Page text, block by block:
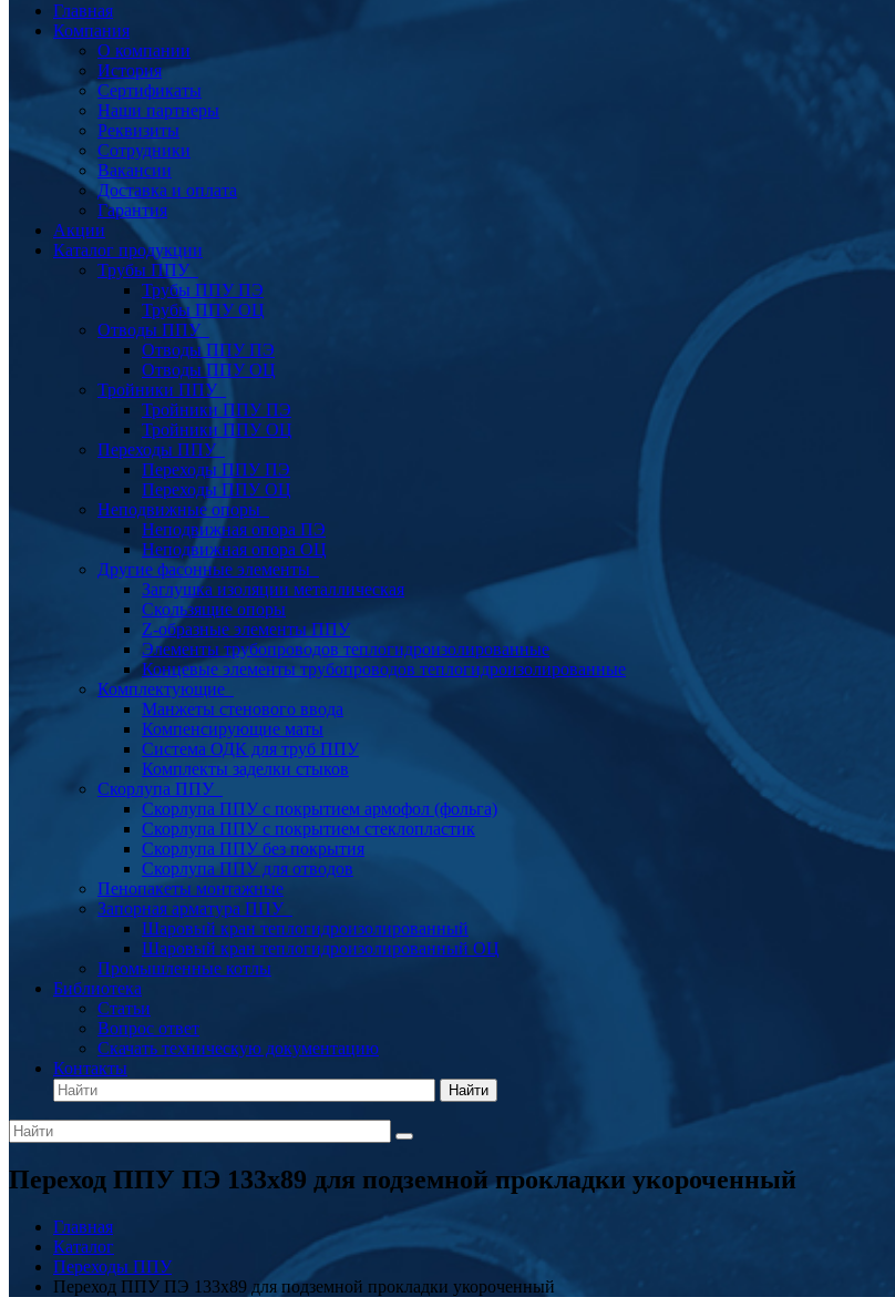
Главная
Компания
О компании
История
Сертификаты
Наши партнеры
Реквизиты
Сотрудники
Вакансии
Доставка и оплата
Гарантия
Акции
Каталог продукции
Трубы ППУ
Трубы ППУ ПЭ
Трубы ППУ ОЦ
Отводы ППУ
Отводы ППУ ПЭ
Отводы ППУ ОЦ
Тройники ППУ
Тройники ППУ ПЭ
Тройники ППУ ОЦ
Переходы ППУ
Переходы ППУ ПЭ
Переходы ППУ ОЦ
Неподвижные опоры
Неподвижная опора ПЭ
Неподвижная опора ОЦ
Другие фасонные элементы
Заглушка изоляции металлическая
Скользящие опоры
Z-образные элементы ППУ
Элементы трубопроводов теплогидроизолированные
Концевые элементы трубопроводов теплогидроизолированные
Комплектующие
Манжеты стенового ввода
Компенсирующие маты
Система ОДК для труб ППУ
Комплекты заделки стыков
Скорлупа ППУ
Скорлупа ППУ с покрытием армофол (фольга)
Скорлупа ППУ с покрытием стеклопластик
Скорлупа ППУ без покрытия
Скорлупа ППУ для отводов
Пенопакеты монтажные
Запорная арматура ППУ
Шаровый кран теплогидроизолированный
Шаровый кран теплогидроизолированный ОЦ
Промышленные котлы
Библиотека
Статьи
Вопрос ответ
Скачать техническую документацию
Контакты
Найти
Переход ППУ ПЭ 133x89 для подземной прокладки укороченный
Главная
Каталог
Переходы ППУ
Переход ППУ ПЭ 133x89 для подземной прокладки укороченный